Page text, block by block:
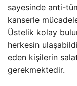
sayesinde anti-
kanserle
Üstelik kolay
herkesin
eden kişilerin
gerekmektedir.